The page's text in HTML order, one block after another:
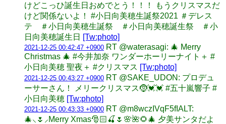
けどこっひ誕生日おめでとう！！！ もうクリスマスだ
けど関係ないよ！ #小日向美穂生誕祭2021 ＃デレス
テ ＃小日向美穂生誕祭 ＃小日向美穂誕生祭 ＃小
日向美穂誕生日 [Tw:photo]
2021-12-25 00:42:47 +0900 RT @waterasagi: 🎄 Merry
Christmas 🎄 #今井加奈 ワンダーホーリーナイト＋ #
小日向美穂 聖夜＋ #クリスマス [Tw:photo]
2021-12-25 00:43:27 +0900 RT @SAKE_UDON: プロデュ
ーサーさん！ メリークリスマス🤶💓💓 #五十嵐響子 #
小日向美穂 [Tw:photo]
2021-12-25 00:43:33 +0900 RT @m8wczIVqF5fIALT:
🎄⸜🌷︎⸝‍Merry Xmas🎅🏻🍒🌷🌸🌺🌻🎄 夕美サンタだよ